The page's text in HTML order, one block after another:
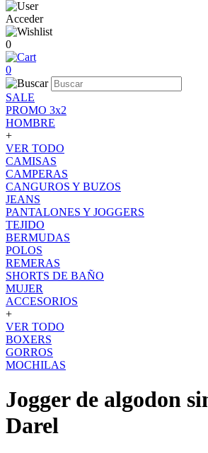
Acceder
0
0
SALE
PROMO 3x2
HOMBRE
+
VER TODO
CAMISAS
CAMPERAS
CANGUROS Y BUZOS
JEANS
PANTALONES Y JOGGERS
TEJIDO
BERMUDAS
POLOS
REMERAS
SHORTS DE BAÑO
MUJER
ACCESORIOS
+
VER TODO
BOXERS
GORROS
MOCHILAS
Jogger de algodon
Darel